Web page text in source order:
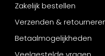
Zakelijk bestellen
Verzenden &
Betaalmogelijkheden